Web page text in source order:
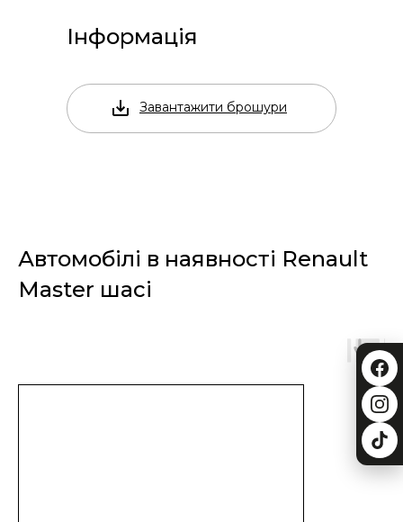
Інформація
Завантажити брошури
Автомобілі в наявності Renault
Master шасі